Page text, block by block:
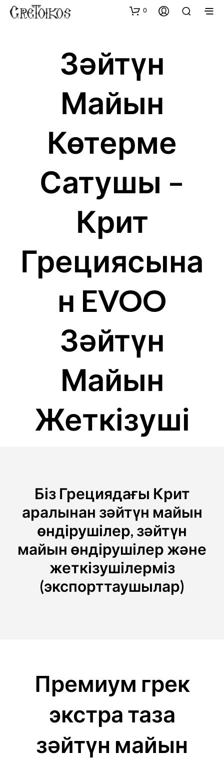
0
Зәйтүн
Майын
Көтерме
Сатушы –
Крит
Грециясына
Н EVOO
Зәйтүн
Майын
Жеткізуші
Біз Грециядағы Крит
аралынан зәйтүн майын
өндірушілер, зәйтүн
майын өндірушілер және
жеткізушілерміз
(экспорттаушылар)
Премиум грек
экстра таза
зәйтүн майын